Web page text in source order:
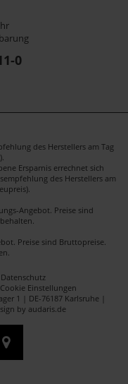
0
des Herstellers am Tag
Ersparnis errechnet sich
des Herstellers am
Angebot. Preise sind
Preise sind Bruttopreise.
Datenschutz
Cookie Einstellungen
1 | DE-76187 Karlsruhe |
by audaris.de